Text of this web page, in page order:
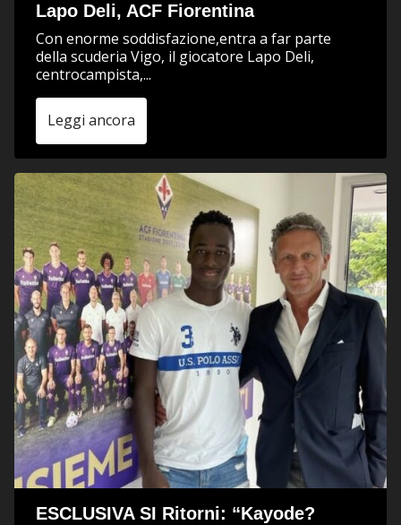
Lapo Deli, ACF Fiorentina
Con enorme soddisfazione,entra a far parte
della scuderia Vigo, il giocatore Lapo Deli,
centrocampista,...
Leggi ancora
ESCLUSIVA SI Ritorni: “Kayode?